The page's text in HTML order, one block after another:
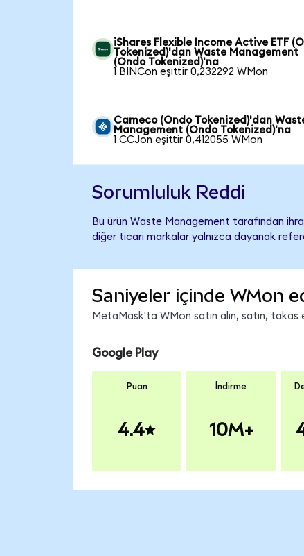
iShares Flexible Income Active ETF
Tokenized)'dan Waste Management
(Ondo Tokenized)'na
1 BINCon eşittir 0,232292 WMon
Cameco (Ondo Tokenized)'dan
Management (Ondo Tokenized)'na
1 CCJon eşittir 0,412055 WMon
Sorumluluk Reddi
Bu ürün Waste Management tarafından
diğer ticari markalar yalnızca dayanak
Saniyeler içinde WMon
MetaMask'ta WMon satın alın, satın,
Google Play
Puan
4.4
İndirme
10M+